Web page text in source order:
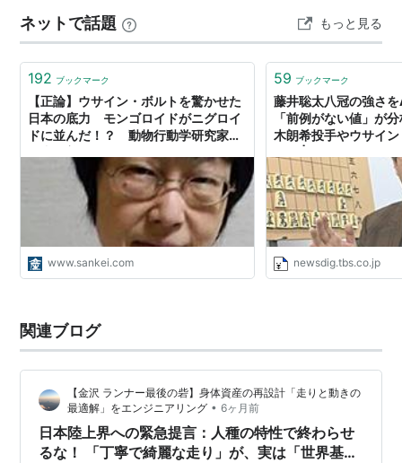
なる、100mと200mの短距離2冠を達成した。世界新
記録での2冠達成は史上初。
2008年8月22日、北京オリンピック男子4x100mリ
レー決勝で、第3走者として走り、37秒10の世界新記
録でジャマイカチームの金メダル獲得に貢献した。
100m、200mと合わせ、全て世界新記録での3冠を達
成した。
2008年5月17日、英マンチェスターの市街地で行わ
れた路上での150メートルレースに参加し、14秒35
の「世界新記録」で優勝した。
2009年世界陸上競技選手権大会男子100mで9秒58の
世界記録を樹立した。
2012年ロンドンオリンピック出場。開会式ではジャ
マイカ選手団の旗手を務めた。100mの決勝では、9
秒63のオリンピック新記録で1位となり、北京大会と
ンソンは、ジャマイカ出身でカナダ国籍の陸上競技短距
離選手だった。１９８８年に開催されたソウル五…
ネットで話題 もっと見る
192 ブックマーク
【正論】ウサイン・ボルトを驚かせた
日本の底力 モンゴロイドがニグロイ
ドに並んだ！？ 動物行動学研究家・
www.sankei.com
59 ブックマーク
藤井聡太八冠の強さ
「前例がない値」が
木朗希投手やウサイ
newsdig.tbs.co.jp
関連ブログ
【金沢 ランナー最後の砦】身体資産の再設計「走りと動きの
最適解」をエンジニアリング • 6ヶ月前
日本陸上界への緊急提言：人種の特性で終わらせ
るな！ 「丁寧で綺麗な走り」が、実は「世界基準